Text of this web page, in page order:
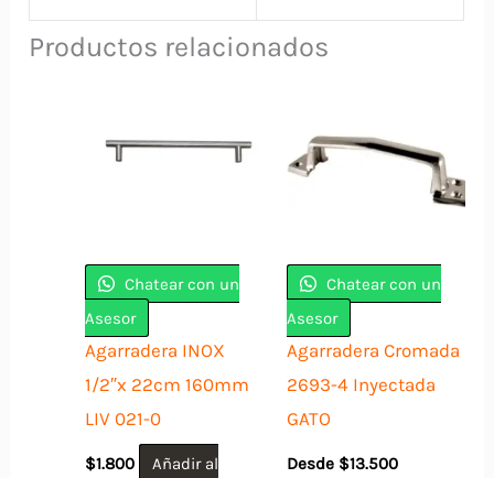
Productos relacionados
Chatear con un
Asesor
Agarradera INOX
1/2″x 22cm 160mm
LIV 021-0
$1.800 Añadir al
Chatear con un
Asesor
Agarradera Cromada
2693-4 Inyectada
GATO
Desde $13.500